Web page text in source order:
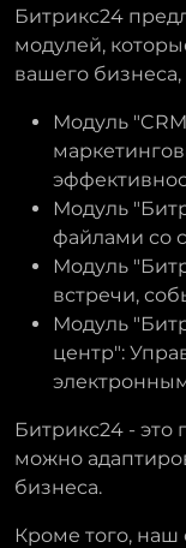
Битрикс24
модулей,
вашего
Модуль
Модуль
файлами со
Модуль
встречи,
Модуль
центр":
Битрикс24 - это
можно
бизнеса.
Кроме того, наш